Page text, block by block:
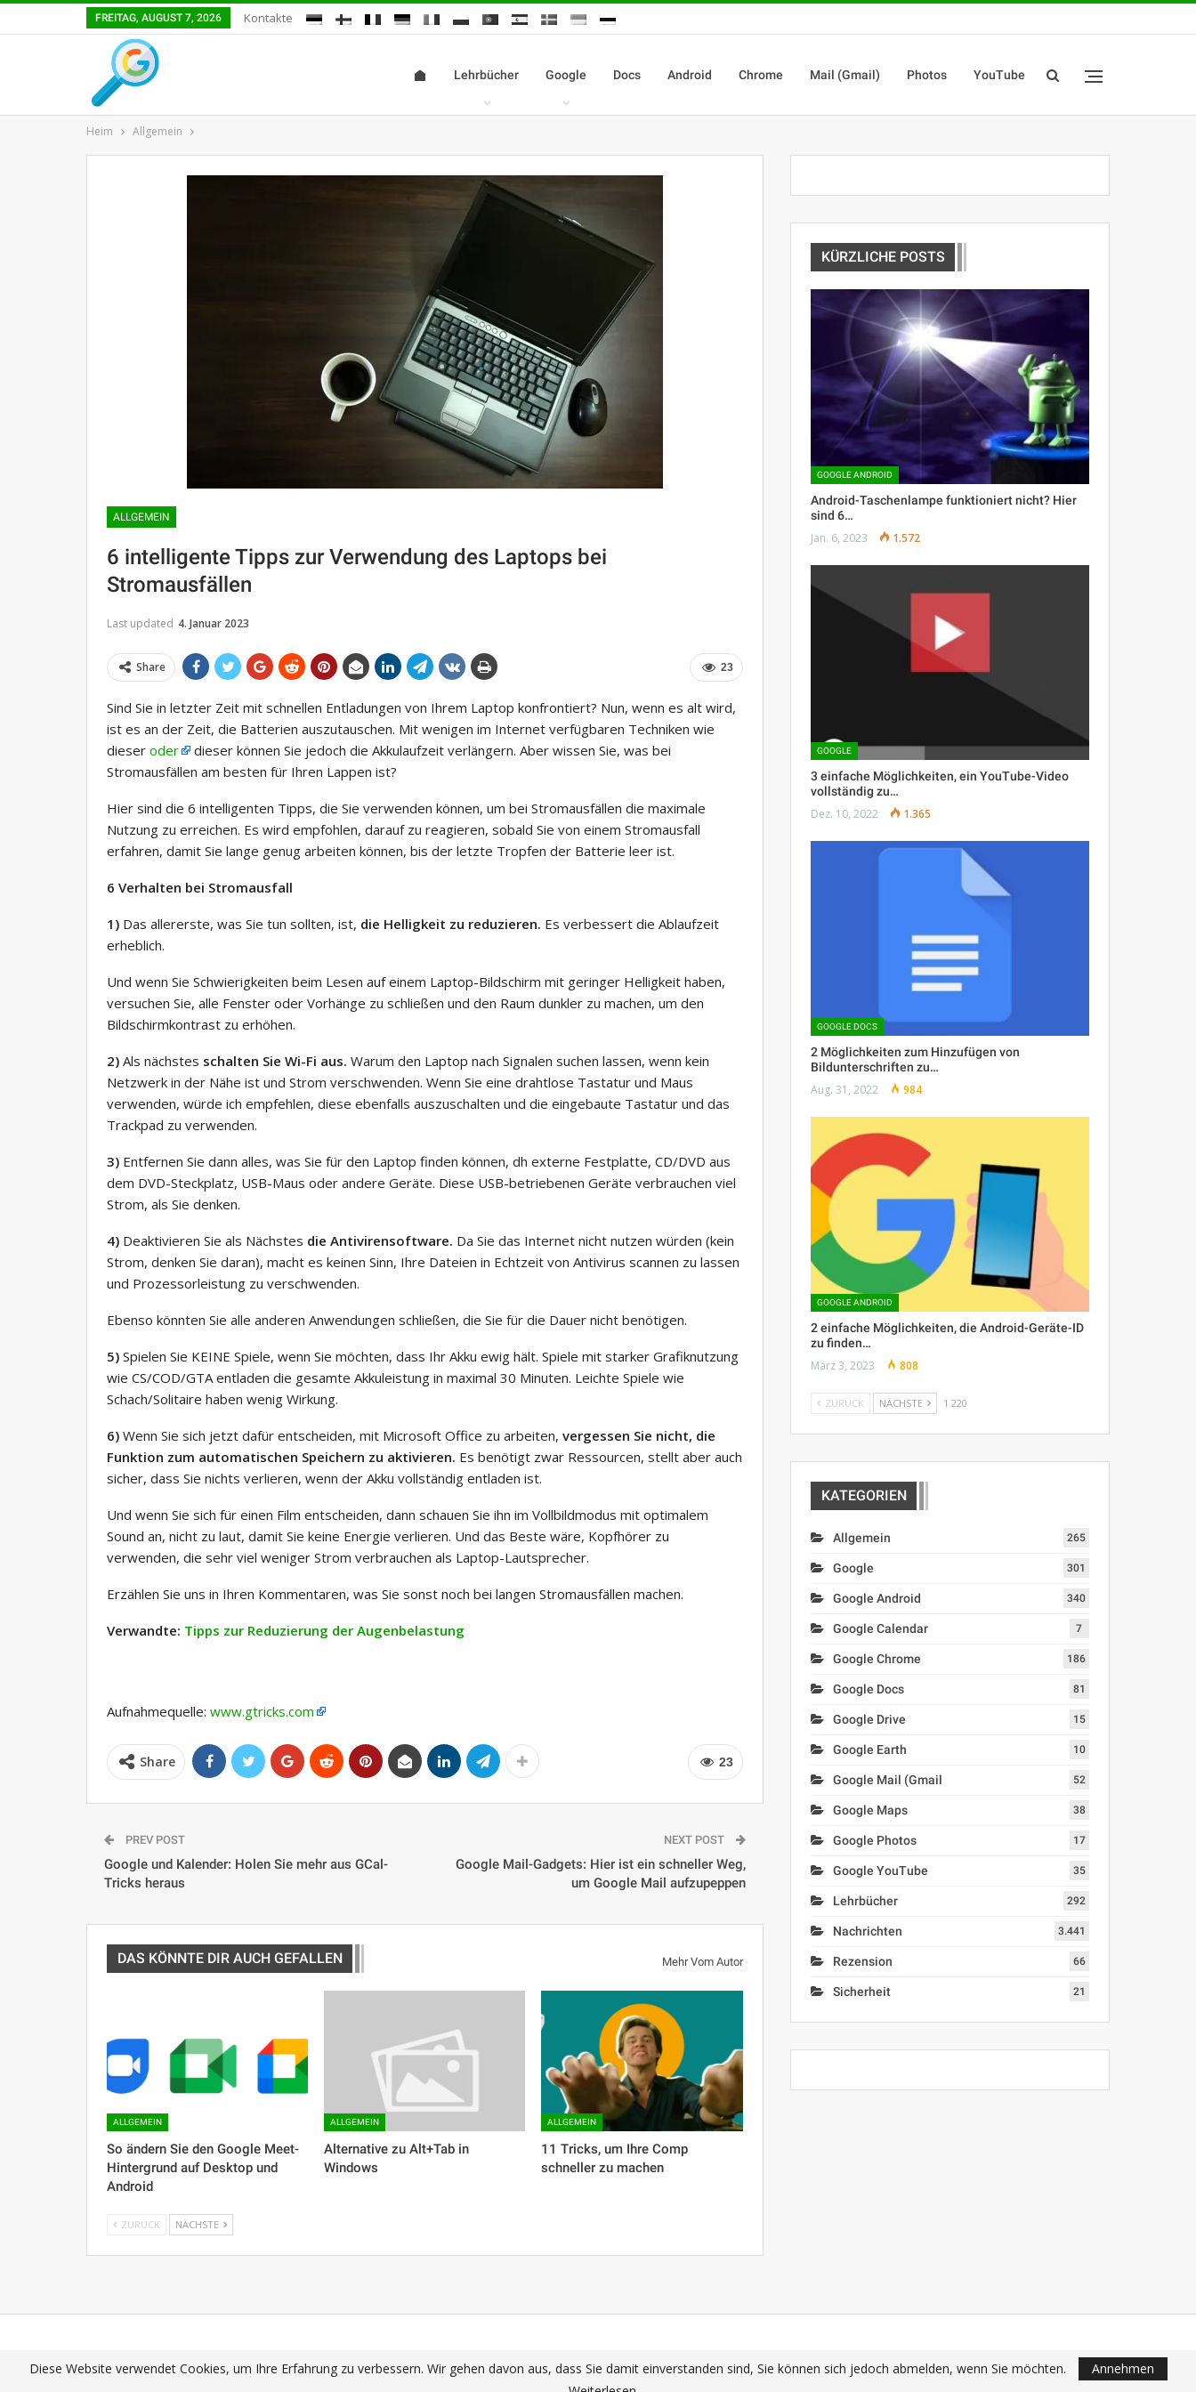
FREITAG, AUGUST 7, 2026 Kontakte
Lehrbücher Google Docs Android Chrome Mail (Gmail) Photos YouTube
Heim Allgemein
ALLGEMEIN
6 intelligente Tipps zur Verwendung des Laptops bei
Stromausfällen
Last updated 4. Januar 2023
23
Share
Sind Sie in letzter Zeit mit schnellen Entladungen von Ihrem Laptop konfrontiert? Nun, wenn es alt wird,
ist es an der Zeit, die Batterien auszutauschen. Mit wenigen im Internet verfügbaren Techniken wie
dieser oder
dieser können Sie jedoch die Akkulaufzeit verlängern. Aber wissen Sie, was bei
Stromausfällen am besten für Ihren Lappen ist?
Hier sind die 6 intelligenten Tipps, die Sie verwenden können, um bei Stromausfällen die maximale
Nutzung zu erreichen. Es wird empfohlen, darauf zu reagieren, sobald Sie von einem Stromausfall
erfahren, damit Sie lange genug arbeiten können, bis der letzte Tropfen der Batterie leer ist.
6 Verhalten bei Stromausfall
1) Das allererste, was Sie tun sollten, ist, die Helligkeit zu reduzieren. Es verbessert die Ablaufzeit
erheblich.
Und wenn Sie Schwierigkeiten beim Lesen auf einem Laptop-Bildschirm mit geringer Helligkeit haben,
versuchen Sie, alle Fenster oder Vorhänge zu schließen und den Raum dunkler zu machen, um den
Bildschirmkontrast zu erhöhen.
2) Als nächstes schalten Sie Wi-Fi aus. Warum den Laptop nach Signalen suchen lassen, wenn kein
Netzwerk in der Nähe ist und Strom verschwenden. Wenn Sie eine drahtlose Tastatur und Maus
verwenden, würde ich empfehlen, diese ebenfalls auszuschalten und die eingebaute Tastatur und das
Trackpad zu verwenden.
3) Entfernen Sie dann alles, was Sie für den Laptop finden können, dh externe Festplatte, CD/DVD aus
dem DVD-Steckplatz, USB-Maus oder andere Geräte. Diese USB-betriebenen Geräte verbrauchen viel
Strom, als Sie denken.
4) Deaktivieren Sie als Nächstes die Antivirensoftware. Da Sie das Internet nicht nutzen würden (kein
Strom, denken Sie daran), macht es keinen Sinn, Ihre Dateien in Echtzeit von Antivirus scannen zu lassen
und Prozessorleistung zu verschwenden.
Ebenso könnten Sie alle anderen Anwendungen schließen, die Sie für die Dauer nicht benötigen.
5) Spielen Sie KEINE Spiele, wenn Sie möchten, dass Ihr Akku ewig hält. Spiele mit starker Grafiknutzung
wie CS/COD/GTA entladen die gesamte Akkuleistung in maximal 30 Minuten. Leichte Spiele wie
Schach/Solitaire haben wenig Wirkung.
6) Wenn Sie sich jetzt dafür entscheiden, mit Microsoft Office zu arbeiten, vergessen Sie nicht, die
Funktion zum automatischen Speichern zu aktivieren. Es benötigt zwar Ressourcen, stellt aber auch
sicher, dass Sie nichts verlieren, wenn der Akku vollständig entladen ist.
Und wenn Sie sich für einen Film entscheiden, dann schauen Sie ihn im Vollbildmodus mit optimalem
Sound an, nicht zu laut, damit Sie keine Energie verlieren. Und das Beste wäre, Kopfhörer zu
verwenden, die sehr viel weniger Strom verbrauchen als Laptop-Lautsprecher.
Erzählen Sie uns in Ihren Kommentaren, was Sie sonst noch bei langen Stromausfällen machen.
Verwandte: Tipps zur Reduzierung der Augenbelastung
Aufnahmequelle: www.gtricks.com
23
Share
PREV POST
Google und Kalender: Holen Sie mehr aus GCal-
Tricks heraus
NEXT POST
Google Mail-Gadgets: Hier ist ein schneller Weg,
um Google Mail aufzupeppen
DAS KÖNNTE DIR AUCH GEFALLEN Mehr Vom Autor
ALLGEMEIN
So ändern Sie den Google Meet-
Hintergrund auf Desktop und
Android
ALLGEMEIN
Alternative zu Alt+Tab in
Windows
ALLGEMEIN
11 Tricks, um Ihre Comp
schneller zu machen
ZURÜCK NÄCHSTE
KÜRZLICHE POSTS
GOOGLE ANDROID
Android-Taschenlampe funktioniert nicht? Hier
sind 6…
Jan. 6, 2023 1.572
GOOGLE
3 einfache Möglichkeiten, ein YouTube-Video
vollständig zu…
Dez. 10, 2022 1.365
GOOGLE DOCS
2 Möglichkeiten zum Hinzufügen von
Bildunterschriften zu…
Aug. 31, 2022 984
GOOGLE ANDROID
2 einfache Möglichkeiten, die Android-Geräte-ID
zu finden…
März 3, 2023 808
ZURÜCK NÄCHSTE 1 220
KATEGORIEN
Allgemein 265
Google 301
Google Android 340
Google Calendar 7
Google Chrome 186
Google Docs 81
Google Drive 15
Google Earth 10
Google Mail (Gmail 52
Google Maps 38
Google Photos 17
Google YouTube 35
Lehrbücher 292
Nachrichten 3.441
Rezension 66
Sicherheit 21
Diese Website verwendet Cookies, um Ihre Erfahrung zu verbessern. Wir gehen davon aus, dass Sie damit einverstanden sind, Sie können sich jedoch abmelden, wenn Sie möchten.
Annehmen